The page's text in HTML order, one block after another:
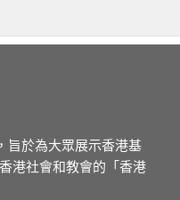
旨於為大眾展示香港基
港社會和教會的「香港